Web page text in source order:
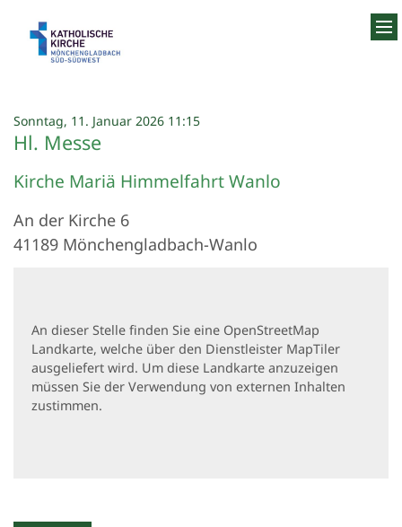
Sonntag, 11. Januar 2026 11:15:
Hl. Messe
Kirche Mariä Himmelfahrt Wanlo
An der Kirche 6
41189 Mönchengladbach-Wanlo
An dieser Stelle finden Sie eine OpenStreetMap
Landkarte, welche über den Dienstleister MapTiler
ausgeliefert wird. Um diese Landkarte anzuzeigen
müssen Sie der Verwendung von externen Inhalten
zustimmen.